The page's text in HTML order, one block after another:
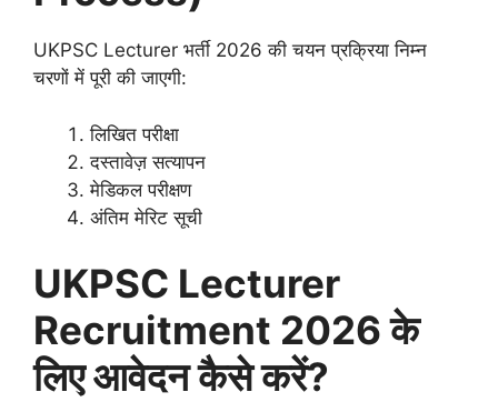
UKPSC Lecturer भर्ती 2026 की चयन प्रक्रिया निम्न
चरणों में पूरी की जाएगी:
लिखित परीक्षा
दस्तावेज़ सत्यापन
मेडिकल परीक्षण
अंतिम मेरिट सूची
UKPSC Lecturer
Recruitment 2026 के
लिए आवेदन कैसे करें?